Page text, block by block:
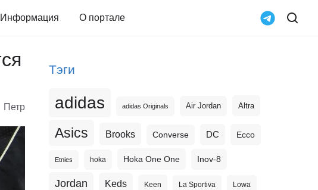
Информация О портале
Петр
Тэги
adidas adidas Originals Air Jordan Altra
Asics Brooks Converse DC Ecco
Etnies hoka Hoka One One Inov-8
Jordan Keds Keen La Sportiva Lowa